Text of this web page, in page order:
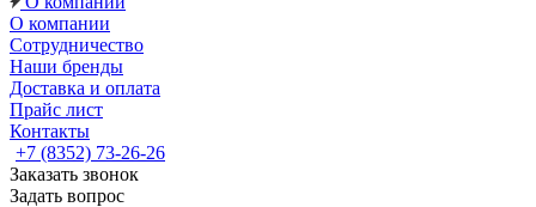
О компании
Сотрудничество
Наши бренды
Доставка и оплата
Прайс лист
Контакты
+7 (8352) 73-26-26
Заказать звонок
Задать вопрос